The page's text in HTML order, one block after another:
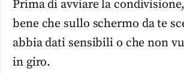
Prima di avviare la
bene che sullo schermo da te
abbia dati sensibili o che non
in giro.